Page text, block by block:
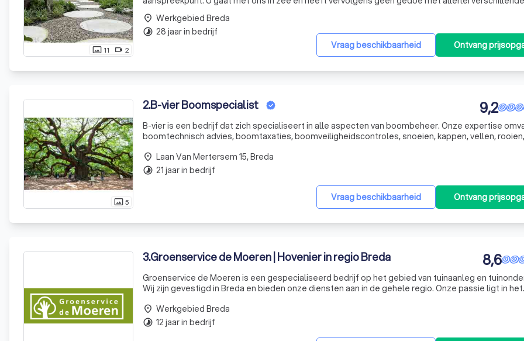
photo_size_select_actual 11 videocam 2
leveranciers. Dat doen wij namelijk voor u. Wij zijn altijd voor u de centrale contactpersoon.
Vraag beschikbaarheid Ontvang
place Werkgebied Breda
timelapse 28 jaar in bedrijf
photo_size_select_actual5
2.B-vier Boomspecialist 9,2
B-vier is een bedrijf dat zich specialiseert in alle aspecten van boombeheer. Onze expertise
boomtechnisch advies, boomtaxaties, boomveiligheidscontroles, snoeien, kappen, vellen, rooien,
blijve
Vraag beschikbaarheid Ontvang
place Laan Van Mertersem 15, Breda
timelapse 21 jaar in bedrijf
3.Groenservice de Moeren | Hovenier in regio Breda 8,6
Groenservice de Moeren is een gespecialiseerd bedrijf op het gebied van tuinaanleg en
Wij zijn gevestigd in Breda en bieden onze diensten aan in de gehele regio. Onze passie ligt in het
place Werkgebied Breda
timelapse 12 jaar in bedrijf